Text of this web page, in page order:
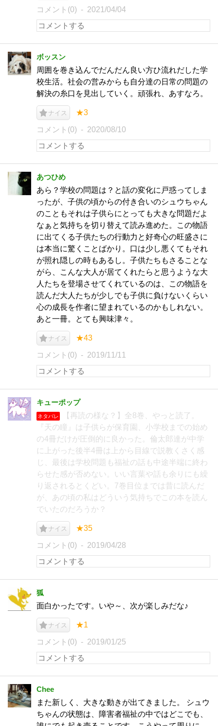
コメント(0) 2021/04/04
ボッスン
周囲を巻き込んでだんだん良い方ひ流れだした学
校生活。社会の営みからも自分達の日常の問題の
解決の糸口を見出していく。頑張れ、あすなろ。
ナイス ★3
コメント(0) 2020/08/10
あつひめ
あら？学校の問題は？と話の変化に戸惑ってしま
ったが、子供の頃からの付き合いのシュウちゃん
のこともそれは子供らにとっても大きな問題だよ
なぁと気持ちを切り替えて読み進めた。この物語
に出てくる子供たちの行動力と好奇心の旺盛さに
は本当に驚くことばかり。口は少し悪くてもそれ
が照れ隠しの時もあるし。子供たちもさることな
がら、こんな大人が居てくれたらと思うような大
人たちを登場させてくれているのは、この物語を
読んだ大人たちが少しでも子供に負けないくらい
心の成長を作者に望まれているのかもしれない。
あと一冊。とても興味津々。
ナイス ★43
コメント(0) 2019/11/11
キューポップ
ネタバレ
【再読の様な？】全8巻、やっと読了。
『天の瞳』は子供らが保育園、小学校までの始め
の4冊だけが圧倒的に良かった。倫太郎達が中学
に上がった後半4冊は上から目線で説教くさく感
じ、最後は学校問題も福祉の話も中途半端に終わ
らせた感が否めない。いい言葉や話も余りにも繰
り返されるとくどい。7巻目位までは昔に読んだ
が、あの頃の私はどういう気持ちでこの本を読ん
でいたのだろうか？
ナイス ★35
コメント(0) 2019/04/28
狐
面白かったです。いや～、次が楽しみだな♪
ナイス ★1
コメント(0) 2019/01/25
Chee
また新しく、大きな動きが出てきました。 シュウ
ちゃんの状態は、障害者福祉の中ではどこでも、